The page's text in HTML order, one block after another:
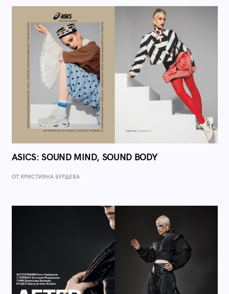
ASICS: SOUND MIND, SOUND BODY
ОТ КРИСТИЯНА БУРДЕВА